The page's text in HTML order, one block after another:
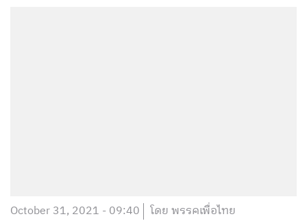
October 31, 2021 - 09:40 โดย พรรคเพื่อไทย